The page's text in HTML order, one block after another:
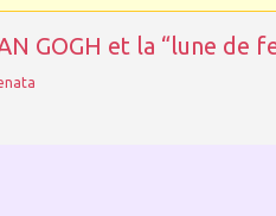
GOGH et la “lune de